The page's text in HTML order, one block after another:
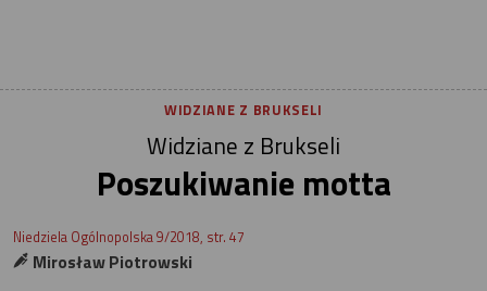
WIDZIANE Z BRUKSELI
Widziane z Brukseli
Poszukiwanie motta
Niedziela Ogólnopolska 9/2018, str. 47
Mirosław Piotrowski